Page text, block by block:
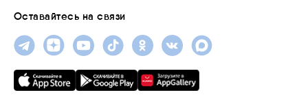
Оставайтесь на связи